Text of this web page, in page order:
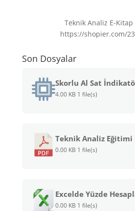
Teknik Analiz E-
https://shopier.com/
Son Dosyalar
Skorlu Al Sat
4.00 KB 1 file(s)
Teknik Analiz Eğitimi
0.00 KB 1 file(s)
Excelde Yüzde
0.00 KB 1 file(s)